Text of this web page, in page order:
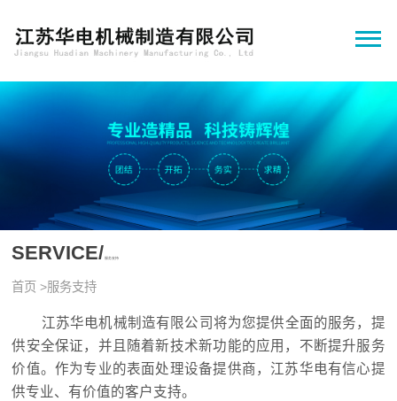
SERVICE/ 服务支持
首页 >服务支持
江苏华电机械制造有限公司将为您提供全面的服务，提
供安全保证，并且随着新技术新功能的应用，不断提升服务
价值。作为专业的表面处理设备提供商，江苏华电有信心提
供专业、有价值的客户支持。